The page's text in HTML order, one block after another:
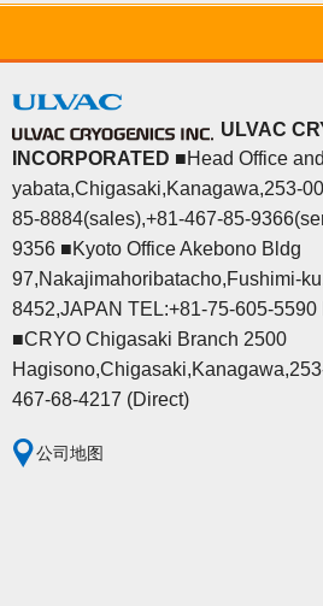
ULVAC
INCORPORATED ■Head Office
yabata,Chigasaki,Kanagawa,253-
85-8884(sales),+81-467-85-
9356 ■Kyoto Office Akebono Bldg
97,Nakajimahoribatacho,Fushimi-
8452,JAPAN TEL:+81-75-605-
■CRYO Chigasaki Branch 2500
467-68-4217 (Direct)
公司地图